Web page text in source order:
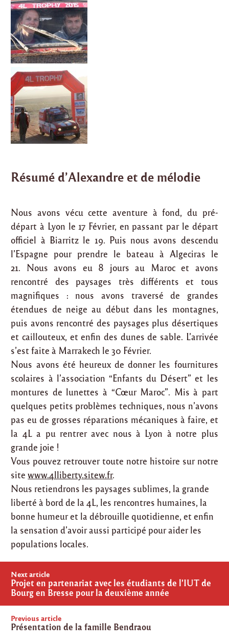
Résumé d’Alexandre et de mélodie
Nous avons vécu cette aventure à fond, du pré-
départ à Lyon le 17 Février, en passant par le départ
officiel à Biarritz le 19. Puis nous avons descendu
l’Espagne pour prendre le bateau à Algeciras le
21. Nous avons eu 8 jours au Maroc et avons
rencontré des paysages très différents et tous
magnifiques : nous avons traversé de grandes
étendues de neige au début dans les montagnes,
puis avons rencontré des paysages plus désertiques
et caillouteux, et enfin des dunes de sable. L’arrivée
s’est faite à Marrakech le 30 Février.
Nous avons été heureux de donner les fournitures
scolaires à l’association “Enfants du Désert” et les
montures de lunettes à “Cœur Maroc”. Mis à part
quelques petits problèmes techniques, nous n’avons
pas eu de grosses réparations mécaniques à faire, et
la 4L a pu rentrer avec nous à Lyon à notre plus
grande joie !
Vous pouvez retrouver toute notre histoire sur notre
sitewww.4lliberty.sitew.fr.
Nous retiendrons les paysages sublimes, la grande
liberté à bord de la 4L, les rencontres humaines, la
bonne humeur et la débrouille quotidienne, et enfin
la sensation d’avoir aussi participé pour aider les
populations locales.
Post
navigation
Previous article
Présentation de la famille Bendraou
Next article
Projet en partenariat avec les étudiants de l’IUT de
Bourg en Bresse pour la deuxième année